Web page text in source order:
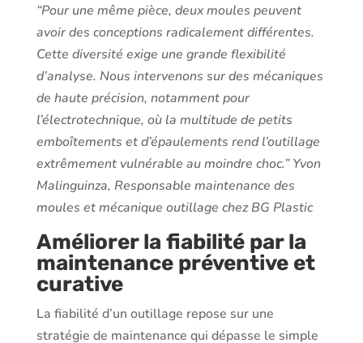
“Pour une même pièce, deux moules peuvent
avoir des conceptions radicalement différentes.
Cette diversité exige une grande flexibilité
d’analyse. Nous intervenons sur des mécaniques
de haute précision, notamment pour
l’électrotechnique, où la multitude de petits
emboîtements et d’épaulements rend l’outillage
extrêmement vulnérable au moindre choc.” Yvon
Malinguinza, Responsable maintenance des
moules et mécanique outillage chez BG Plastic
Améliorer la fiabilité par la
maintenance préventive et
curative
La fiabilité d’un outillage repose sur une
stratégie de maintenance qui dépasse le simple